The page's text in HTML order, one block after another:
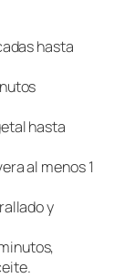
hasta
hasta
al menos 1
y